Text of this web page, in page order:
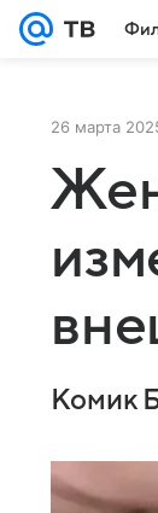
26 марта
Комик